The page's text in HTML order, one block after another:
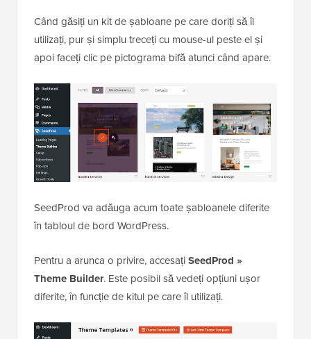
Când găsiți un kit de șabloane pe care doriți să îl
utilizați, pur și simplu treceți cu mouse-ul peste el și
apoi faceți clic pe pictograma bifă atunci când apare.
SeedProd va adăuga acum toate șabloanele diferite
în tabloul de bord WordPress.
Pentru a arunca o privire, accesațiSeedProd »
Theme Builder. Este posibil să vedeți opțiuni ușor
diferite, în funcție de kitul pe care îl utilizați.